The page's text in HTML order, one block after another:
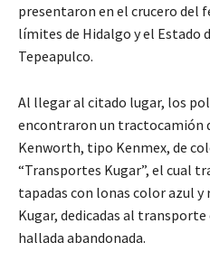
presentaron en el crucero del
límites de Hidalgo y el Estado
Tepeapulco.
Al llegar al citado lugar, los
encontraron un tractocamión
Kenworth, tipo Kenmex, de
“Transportes Kugar”, el cual
tapadas con lonas color azul y
Kugar, dedicadas al transporte
hallada abandonada.